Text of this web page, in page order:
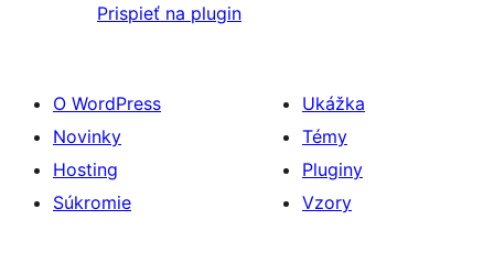
Prispieť na plugin
O WordPress
Novinky
Hosting
Súkromie
Ukážka
Témy
Pluginy
Vzory